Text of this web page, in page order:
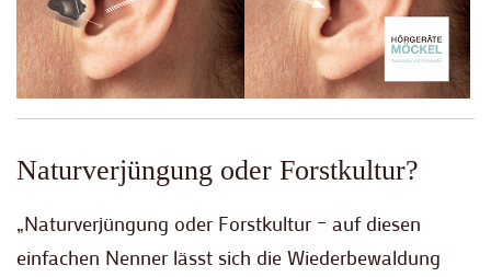
Naturverjüngung oder Forstkultur?
„Naturverjüngung oder Forstkultur – auf diesen
einfachen Nenner lässt sich die Wiederbewaldung